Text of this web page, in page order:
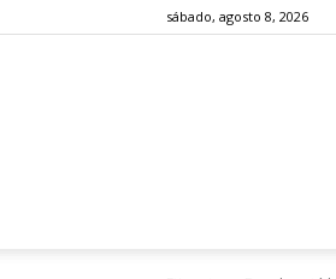
sábado, agosto 8, 2026